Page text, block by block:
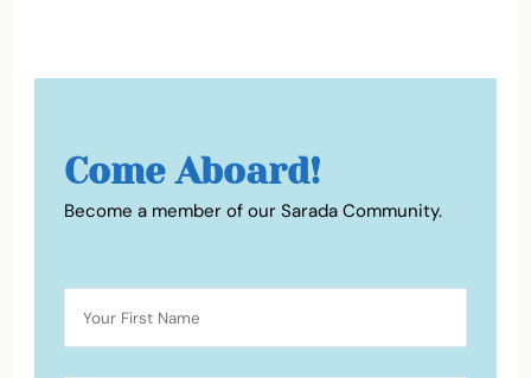
Come Aboard!
Become a member of our Sarada Community.